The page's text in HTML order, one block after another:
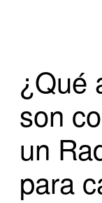
¿Qué
son
un
para